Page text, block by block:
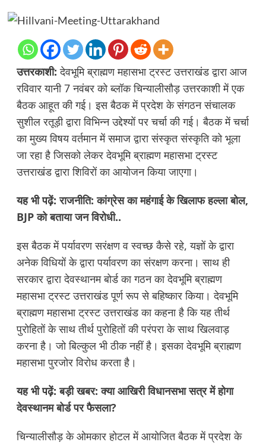
उत्तरकाशी: देवभूमि ब्राह्मण महासभा ट्रस्ट उत्तराखंड द्वारा आज
रविवार यानी 7 नवंबर को ब्लॉक चिन्यालीसौड़ उत्तरकाशी में एक
बैठक आहूत की गई। इस बैठक में प्रदेश के संगठन संचालक
सुशील रतूड़ी द्वारा विभिन्न उद्देश्यों पर चर्चा की गई। बैठक में चर्चा
का मुख्य विषय वर्तमान में समाज द्वारा संस्कृत संस्कृति को भूला
जा रहा है जिसको लेकर देवभूमि ब्राह्मण महासभा ट्रस्ट
उत्तराखंड द्वारा शिविरों का आयोजन किया जाएगा।
यह भी पढ़ें:राजनीति: कांग्रेस का महंगाई के खिलाफ हल्ला बोल,
BJP को बताया जन विरोधी..
इस बैठक में पर्यावरण सरंक्षण व स्वच्छ कैसे रहे, यज्ञों के द्वारा
अनेक विधियों के द्वारा पर्यावरण का संरक्षण करना। साथ ही
सरकार द्वारा देवस्थानम बोर्ड का गठन का देवभूमि ब्राह्मण
महासभा ट्रस्ट उत्तराखंड पूर्ण रूप से बहिष्कार किया। देवभूमि
ब्राह्मण महासभा ट्रस्ट उत्तराखंड का कहना है कि यह तीर्थ
पुरोहितों के साथ तीर्थ पुरोहितों की परंपरा के साथ खिलवाड़
करना है। जो बिल्कुल भी ठीक नहीं है। इसका देवभूमि ब्राह्मण
महासभा पुरजोर विरोध करता है।
यह भी पढ़ें: बड़ी खबर: क्या आखिरी विधानसभा सत्र में होगा
देवस्थानम बोर्ड पर फैसला?
चिन्यालीसौड़ के ओमकार होटल में आयोजित बैठक में प्रदेश के